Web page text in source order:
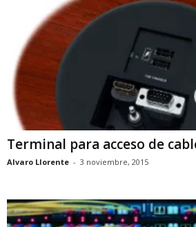
Terminal para acceso de
Alvaro Llorente - 3 noviembre, 2015